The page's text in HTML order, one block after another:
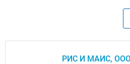
РИС И МАИС,